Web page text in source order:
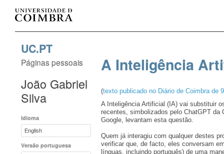
UC.PT
Páginas pessoais
João Gabriel
Silva
Idioma
English
Versão portuguesa
A Inteligência
(texto publicado no Diário de Coimbra de
A Inteligência Artificial (IA) vai substituir
recentes, simbolizados pelo ChatGPT da
Google, levantam esta questão.
Quem já interagiu com qualquer destes
verificar que, de facto, eles conversam
línguas, incluindo português) de uma